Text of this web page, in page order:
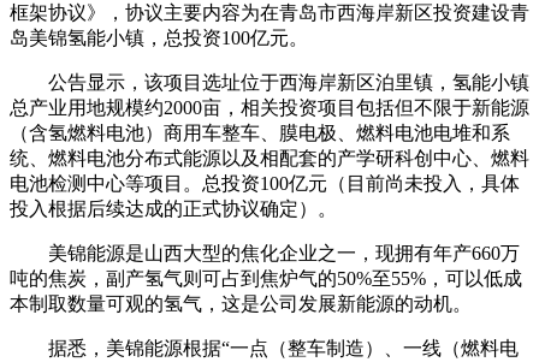
框架协议》，协议主要内容为在青岛市西海岸新区投资建设青
岛美锦氢能小镇，总投资100亿元。
公告显示，该项目选址位于西海岸新区泊里镇，氢能小镇
总产业用地规模约2000亩，相关投资项目包括但不限于新能源
（含氢燃料电池）商用车整车、膜电极、燃料电池电堆和系
统、燃料电池分布式能源以及相配套的产学研科创中心、燃料
电池检测中心等项目。总投资100亿元（目前尚未投入，具体
投入根据后续达成的正式协议确定）。
美锦能源是山西大型的焦化企业之一，现拥有年产660万
吨的焦炭，副产氢气则可占到焦炉气的50%至55%，可以低成
本制取数量可观的氢气，这是公司发展新能源的动机。
据悉，美锦能源根据“一点（整车制造）、一线（燃料电